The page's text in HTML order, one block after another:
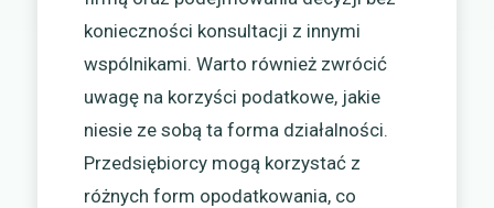
konieczności konsultacji z innymi
wspólnikami. Warto również zwrócić
uwagę na korzyści podatkowe, jakie
niesie ze sobą ta forma działalności.
Przedsiębiorcy mogą korzystać z
różnych form opodatkowania, co